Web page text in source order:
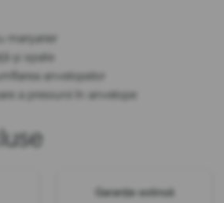
marșarier
și spate
anvelopelor
a presiunii în anvelope
Garanție extinsă